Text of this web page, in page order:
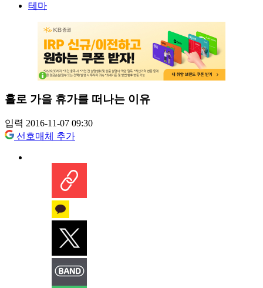
테마
홀로 가을 휴가를 떠나는 이유
입력 2016-11-07 09:30
선호매체 추가